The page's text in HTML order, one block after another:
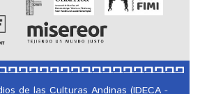
de las Culturas Andinas (IDECA -